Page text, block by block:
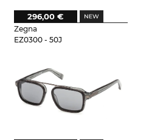
Zegna
EZ0300 - 50J
296,00 €